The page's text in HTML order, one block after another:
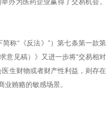
办为医药企业赢得了交易机会。
称“《反法》”）第七条第一款第
意见稿）》又进一步将“交易相对
生财物或者财产性利益，则存在
贿赂的敏感场景。